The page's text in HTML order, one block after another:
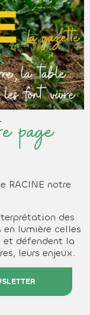
page
RACINE notre
des
en lumière celles
défendent la
leurs enjeux.